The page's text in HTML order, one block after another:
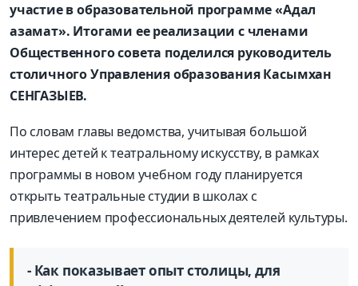
участие в образовательной программе «Адал
азамат». Итогами ее реализации с членами
Общественного совета поделился руководитель
столичного Управления образования Касымхан
СЕНГАЗЫЕВ.
По словам главы ведомства, учитывая большой
интерес детей к театральному искусству, в рамках
программы в новом учебном году планируется
открыть театральные студии в школах с
привлечением профессиональных деятелей культуры.
- Как показывает опыт столицы, для